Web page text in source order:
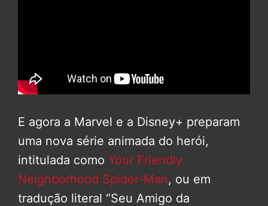
E agora a Marvel e a Disney+ preparam
uma nova série animada do herói,
intitulada como Your Friendly
Neighborhood Spider-Man, ou em
tradução literal “Seu Amigo da